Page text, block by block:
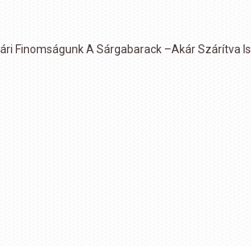
Finomságunk A Sárgabarack –akár Szárítva Is